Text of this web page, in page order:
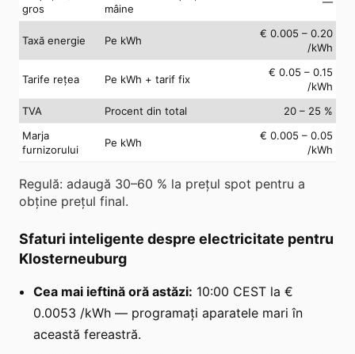
gros
mâine
Taxă energie Pe kWh
€ 0.005 – 0.20
/kWh
Tarife rețea Pe kWh + tarif fix
€ 0.05 – 0.15
/kWh
TVA
Procent din total
20 – 25 %
Marja
furnizorului
Pe kWh
€ 0.005 – 0.05
/kWh
Regulă: adaugă 30–60 % la prețul spot pentru a
obține prețul final.
Sfaturi inteligente despre electricitate pentru
Klosterneuburg
Cea mai ieftină oră astăzi: 10:00 CEST la €
0.0053 /kWh — programați aparatele mari în
această fereastră.